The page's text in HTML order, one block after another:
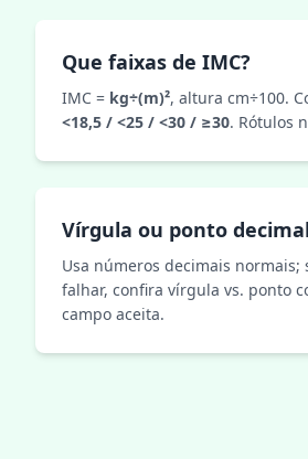
Que faixas de IMC?
IMC = kg÷(m)², altura cm÷100.
<18,5 / <25 / <30 / ≥30. Rótulos
Vírgula ou ponto
Usa números decimais normais;
falhar, confira vírgula vs. ponto
campo aceita.